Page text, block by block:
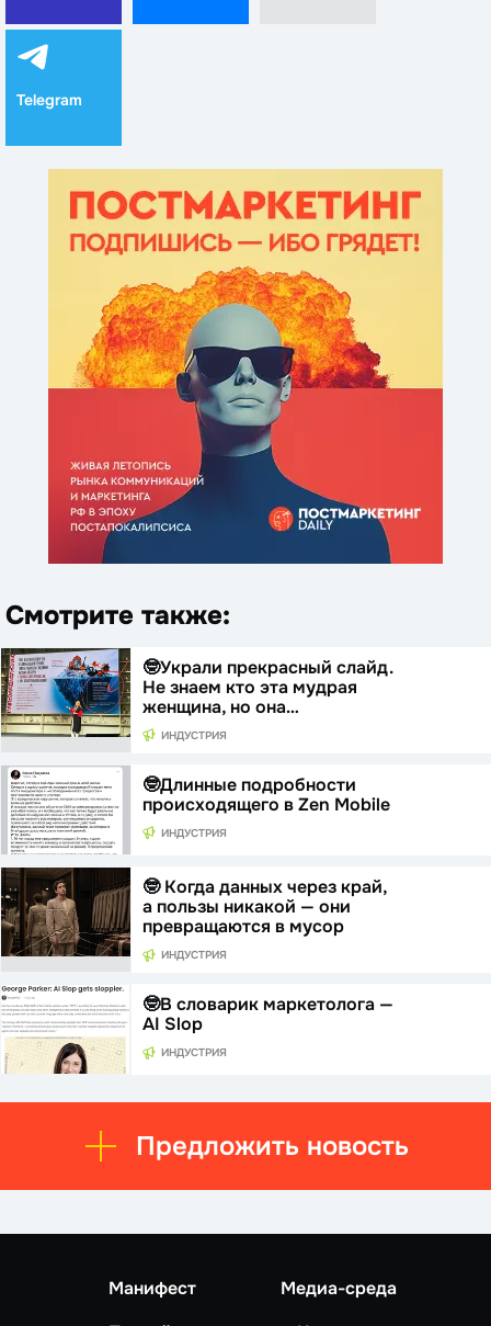
Telegram
Смотрите также:
🤓Украли прекрасный слайд.
Не знаем кто эта мудрая
женщина, но она…
ИНДУСТРИЯ
🤓Длинные подробности
происходящего в Zen Mobile
ИНДУСТРИЯ
🤓 Когда данных через край,
а пользы никакой — они
превращаются в мусор
ИНДУСТРИЯ
🤓В словарик маркетолога —
AI Slop
ИНДУСТРИЯ
Предложить новость
Манифест
Медиа-среда